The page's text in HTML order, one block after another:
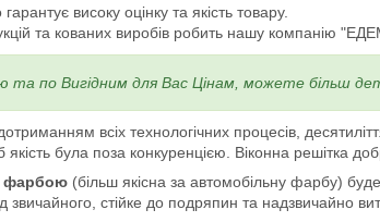
високу оцінку та якість товару.
та кованих виробів робить нашу компанію
та по Вигідним для Вас Цінам, можете більш
всіх технологічних процесів,
якість була поза конкуренцією. Віконна решітка
фарбою (більш якісна за автомобільну фарбу)
стійке до подряпин та надзвичайно